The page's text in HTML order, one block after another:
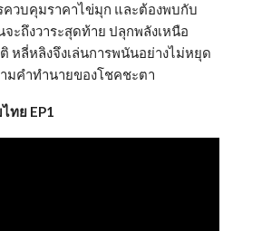
ควบคุมราคาไข่มุก และต้องพบกับ
ะถึงวาระสุดท้าย ปลุกพลังเหนือ
หลี่หลิงจึงเล่นการพนันอย่างไม่หยุด
มคำทำนายของโชคชะตา
ทย EP1